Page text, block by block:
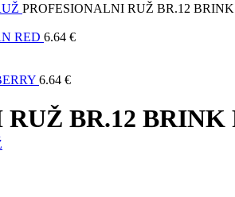
PROFESIONALNI RUŽ BR.12
RED 6.64 €
6.64 €
BR.12 BRINK